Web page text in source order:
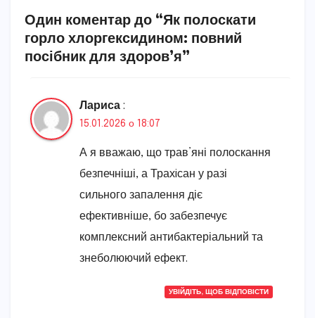
Один коментар до “Як полоскати
горло хлоргексидином: повний
посібник для здоров’я”
Лариса :
15.01.2026 о 18:07
А я вважаю, що трав’яні полоскання
безпечніші, а Трахiсан у разі
сильного запалення діє
ефективніше, бо забезпечує
комплексний антибактеріальний та
знеболюючий ефект.
УВІЙДІТЬ, ЩОБ ВІДПОВІСТИ